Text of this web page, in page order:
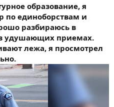
образование, я
по единоборствам и
разбираюсь в
удушающих приемах.
лежа, я просмотрел